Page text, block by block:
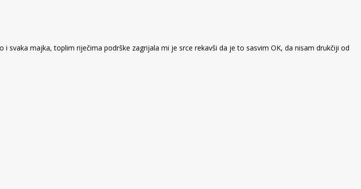
majka, toplim riječima podrške zagrijala mi je srce rekavši da je to sasvim OK, da nisam drukčiji od